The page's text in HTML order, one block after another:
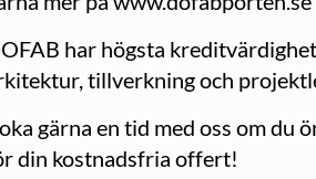
har högsta
tillverkning och
gärna en tid med oss om du
din kostnadsfria offert!